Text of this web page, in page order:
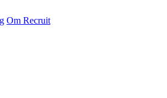
Om Recruit